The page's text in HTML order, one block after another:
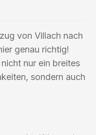
von Villach nach
genau richtig!
nur ein breites
sondern auch